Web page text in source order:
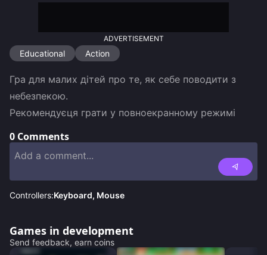
ADVERTISEMENT
Educational Action
Гра для малих дітей про те, як себе поводити з
небезпекою.
Рекомендуєця грати у повноекранному режимі
0 Comments
Controllers:Keyboard, Mouse
Games in development
Send feedback, earn coins